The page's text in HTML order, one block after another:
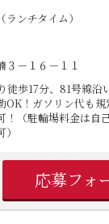
ンチタイム）
３－１６－１１
徒歩17分、81号線沿
！ガソリン代も規
（駐輪場料金は自
応募フォ